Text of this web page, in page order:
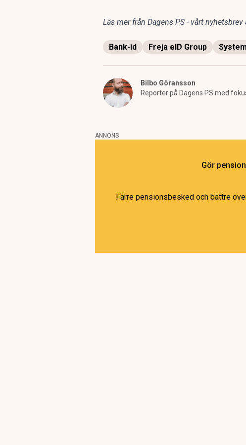
Läs mer från Dagens PS - vårt
Bank-id Freja eID Group
Bilbo Göransson
Reporter på Dagens PS med
ANNONS
Gör
Färre pensionsbesked och bättre